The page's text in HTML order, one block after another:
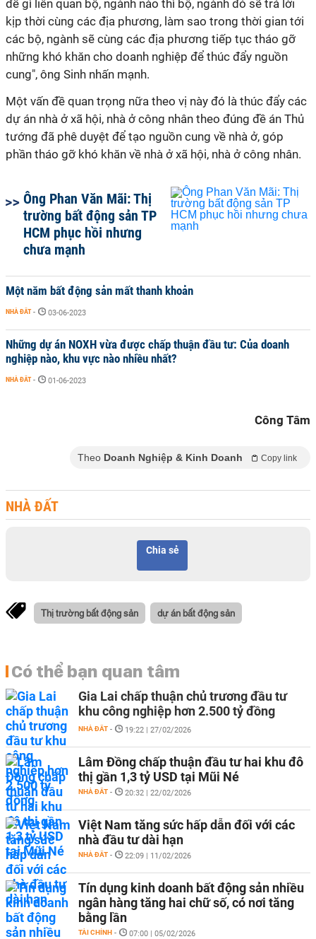
đề gì liên quan bộ, ngành nào thì bộ, ngành đó sẽ trả lời
kịp thời cùng các địa phương, làm sao trong thời gian tới
các bộ, ngành sẽ cùng các địa phương tiếp tục tháo gỡ
những khó khăn cho doanh nghiệp để thúc đẩy nguồn
cung", ông Sinh nhấn mạnh.
Một vấn đề quan trọng nữa theo vị này đó là thúc đẩy các
dự án nhà ở xã hội, nhà ở công nhân theo đúng đề án Thủ
tướng đã phê duyệt để tạo nguồn cung về nhà ở, góp
phần tháo gỡ khó khăn về nhà ở xã hội, nhà ở công nhân.
Ông Phan Văn Mãi: Thị
trường bất động sản TP
HCM phục hồi nhưng
chưa mạnh
Một năm bất động sản mất thanh khoản
NHÀ ĐẤT - 03-06-2023
Những dự án NOXH vừa được chấp thuận đầu tư: Của doanh
nghiệp nào, khu vực nào nhiều nhất?
NHÀ ĐẤT - 01-06-2023
Công Tâm
Theo Doanh Nghiệp & Kinh Doanh Copy link
NHÀ ĐẤT
Chia sẻ
Thị trường bất động sản dự án bất động sản
Có thể bạn quan tâm
Gia Lai chấp thuận chủ trương đầu tư
khu công nghiệp hơn 2.500 tỷ đồng
NHÀ ĐẤT - 19:22 | 27/02/2026
Lâm Đồng chấp thuận đầu tư hai khu đô
thị gần 1,3 tỷ USD tại Mũi Né
NHÀ ĐẤT - 20:32 | 22/02/2026
Việt Nam tăng sức hấp dẫn đối với các
nhà đầu tư dài hạn
NHÀ ĐẤT - 22:09 | 11/02/2026
Tín dụng kinh doanh bất động sản nhiều
ngân hàng tăng hai chữ số, có nơi tăng
bằng lần
TÀI CHÍNH - 07:00 | 05/02/2026